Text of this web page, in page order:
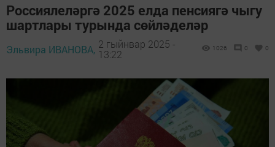
Россиялеләргә 2025 елда пенсиягә чыгу
шартлары турында сөйләделәр
Эльвира ИВАНОВА, 2 гыйнвар 2025 -
13:22
1026 0 0